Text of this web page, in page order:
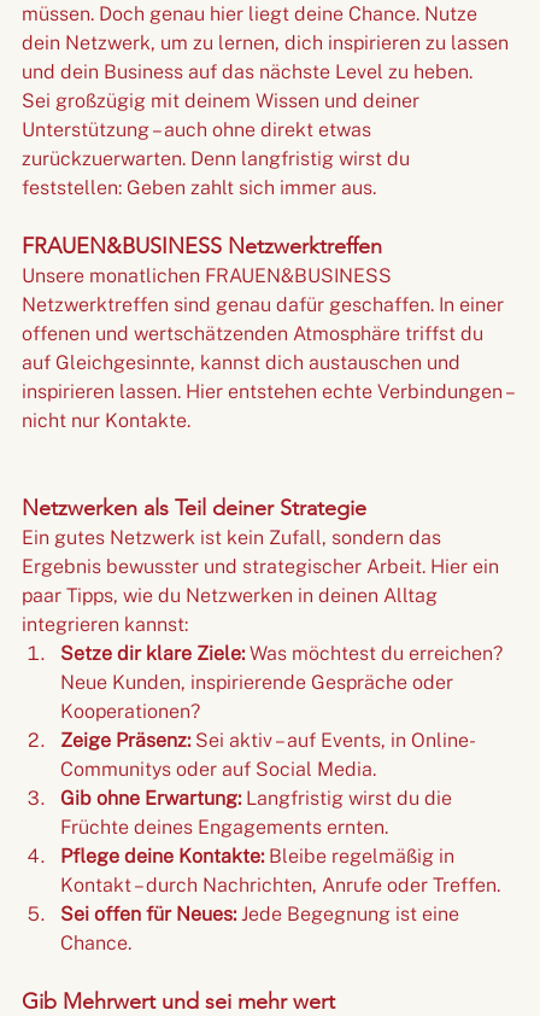
müssen. Doch genau hier liegt deine Chance. Nutze
dein Netzwerk, um zu lernen, dich inspirieren zu lassen
und dein Business auf das nächste Level zu heben.
Sei großzügig mit deinem Wissen und deiner
Unterstützung – auch ohne direkt etwas
zurückzuerwarten. Denn langfristig wirst du
feststellen: Geben zahlt sich immer aus.
FRAUEN&BUSINESS Netzwerktreffen
Unsere monatlichen FRAUEN&BUSINESS
Netzwerktreffen sind genau dafür geschaffen. In einer
offenen und wertschätzenden Atmosphäre triffst du
auf Gleichgesinnte, kannst dich austauschen und
inspirieren lassen. Hier entstehen echte Verbindungen –
nicht nur Kontakte.
Netzwerken als Teil deiner Strategie
Ein gutes Netzwerk ist kein Zufall, sondern das
Ergebnis bewusster und strategischer Arbeit. Hier ein
paar Tipps, wie du Netzwerken in deinen Alltag
integrieren kannst:
Setze dir klare Ziele: Was möchtest du erreichen?
Neue Kunden, inspirierende Gespräche oder
Kooperationen?
Zeige Präsenz: Sei aktiv – auf Events, in Online-
Communitys oder auf Social Media.
Gib ohne Erwartung: Langfristig wirst du die
Früchte deines Engagements ernten.
Pflege deine Kontakte: Bleibe regelmäßig in
Kontakt – durch Nachrichten, Anrufe oder Treffen.
Sei offen für Neues: Jede Begegnung ist eine
Chance.
Gib Mehrwert und sei mehr wert